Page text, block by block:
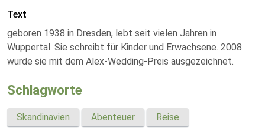
Text
geboren 1938 in Dresden, lebt seit vielen Jahren in
Wuppertal. Sie schreibt für Kinder und Erwachsene. 2008
wurde sie mit dem Alex-Wedding-Preis ausgezeichnet.
Schlagworte
Skandinavien Abenteuer Reise